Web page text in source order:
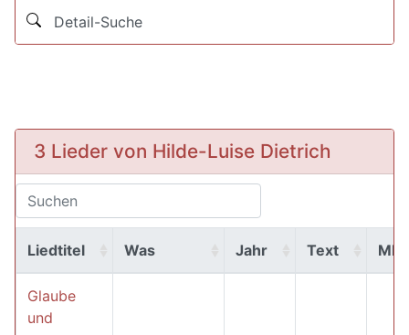
Detail-Suche
3 Lieder von Hilde-Luise Dietrich
Liedtitel Was Jahr Text
Glaube
und